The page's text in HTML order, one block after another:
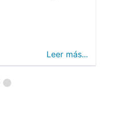
Leer más...